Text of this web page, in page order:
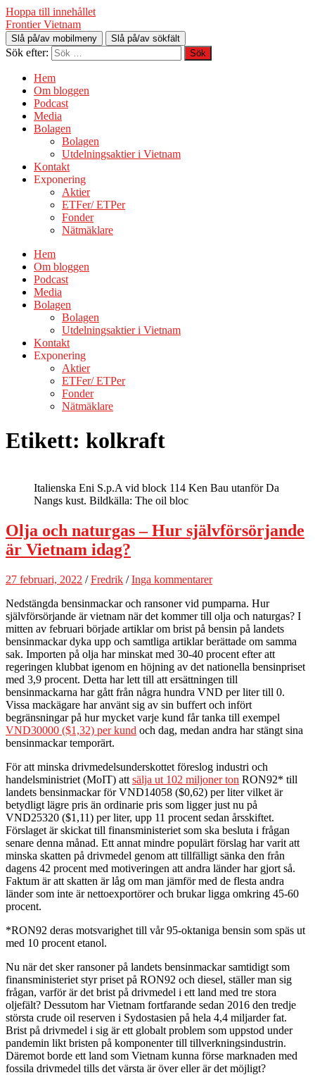
Hoppa till innehållet
Frontier Vietnam
Slå på/av mobilmeny Slå på/av sökfält
Sök efter:
Hem
Om bloggen
Podcast
Media
Bolagen
Bolagen
Utdelningsaktier i Vietnam
Kontakt
Exponering
Aktier
ETFer/ ETPer
Fonder
Nätmäklare
Hem
Om bloggen
Podcast
Media
Bolagen
Bolagen
Utdelningsaktier i Vietnam
Kontakt
Exponering
Aktier
ETFer/ ETPer
Fonder
Nätmäklare
Etikett: kolkraft
Italienska Eni S.p.A vid block 114 Ken Bau utanför Da
Nangs kust. Bildkälla: The oil bloc
Olja och naturgas – Hur självförsörjande
är Vietnam idag?
27 februari, 2022 /Fredrik /Inga kommentarer
Nedstängda bensinmackar och ransoner vid pumparna. Hur
självförsörjande är vietnam när det kommer till olja och naturgas? I
mitten av februari började artiklar om brist på bensin på landets
bensinmackar dyka upp och samtliga artiklar berättade om samma
sak. Importen på olja har minskat med 30-40 procent efter att
regeringen klubbat igenom en höjning av det nationella bensinpriset
med 3,9 procent. Detta har lett till att ersättningen till
bensinmackarna har gått från några hundra VND per liter till 0.
Vissa mackägare har använt sig av sin buffert och infört
begränsningar på hur mycket varje kund får tanka till exempel
VND30000 ($1,32) per kund och dag, medan andra har stängt sina
bensinmackar temporärt.
För att minska drivmedelsunderskottet föreslog industri och
handelsministriet (MoIT) att sälja ut 102 miljoner ton RON92* till
landets bensinmackar för VND14058 ($0,62) per liter vilket är
betydligt lägre pris än ordinarie pris som ligger just nu på
VND25320 ($1,11) per liter, upp 11 procent sedan årsskiftet.
Förslaget är skickat till finansministeriet som ska besluta i frågan
senare denna månad. Ett annat mindre populärt förslag har varit att
minska skatten på drivmedel genom att tillfälligt sänka den från
dagens 42 procent med motiveringen att andra länder har gjort så.
Faktum är att skatten är låg om man jämför med de flesta andra
länder som inte är nettoexportörer och brukar ligga omkring 45-60
procent.
*RON92 deras motsvarighet till vår 95-oktaniga bensin som späs ut
med 10 procent etanol.
Nu när det sker ransoner på landets bensinmackar samtidigt som
finansministeriet styr priset på RON92 och diesel, ställer man sig
frågan, varför är det brist på drivmedel i ett land med tre stora
oljefält? Dessutom har Vietnam fortfarande sedan 2016 den tredje
största crude oil reserven i Sydostasien på hela 4,4 miljarder fat.
Brist på drivmedel i sig är ett globalt problem som uppstod under
pandemin likt bristen på komponenter till tillverkningsindustrin.
Däremot borde ett land som Vietnam kunna förse marknaden med
fossila drivmedel tills det värsta är över eller är det möjligt?